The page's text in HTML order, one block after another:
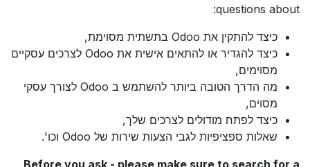
questions about:
כיצד להתקין את Odoo בתשתית מסוימת,
כיצד להגדיר או להתאים אישית את Odoo לצרכים עסקיים
מסוימים,
מה הדרך הטובה ביותר להשתמש ב Odoo לצורך עסקי
מסוים,
כיצד לפתח מודולים לצרכים שלך,
שאלות ספציפיות לגבי הצעות שירות של Odoo וכו'.
Before you ask - please make sure to search for a